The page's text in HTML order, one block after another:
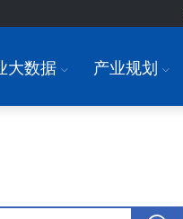
大数据 I 产业规划 I